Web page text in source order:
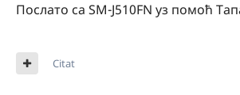
Послато са SM-J510FN уз помоћ
Citat